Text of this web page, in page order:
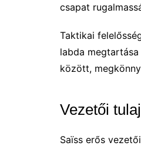
csapat
Taktikai
labda
között,
Vezetői
Saïss erős